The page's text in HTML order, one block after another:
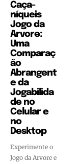
Caça-
níqueis
Jogo da
Arvore:
Uma
Comparaç
ão
Abrangent
e da
Jogabilida
de no
Celular e
no
Desktop
Experimente o
Jogo da Arvore e